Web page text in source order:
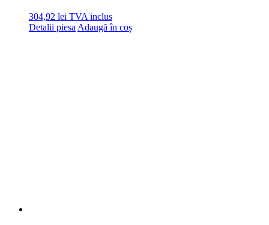
304,92 lei TVA inclus
Detalii piesa Adaugă în coș